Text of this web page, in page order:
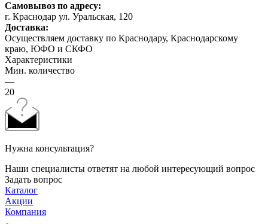
Самовывоз по адресу:
г. Краснодар ул. Уральская, 120
Доставка:
Осуществляем доставку по Краснодару, Краснодарскому
краю, ЮФО и СКФО
Характеристики
Мин. количество
—
20
Нужна консультация?
Наши специалисты ответят на любой интересующий вопрос
Задать вопрос
Каталог
Акции
Компания